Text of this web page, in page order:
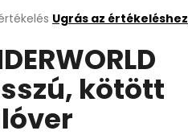
Ugrás az értékeléshez
kötött